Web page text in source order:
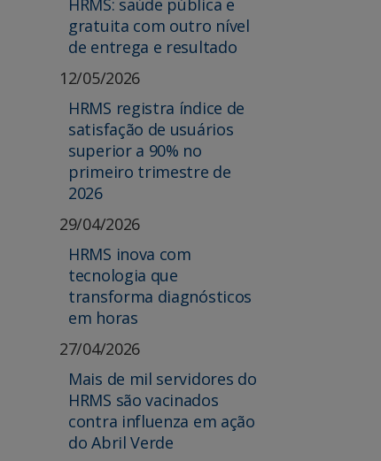
gratuita com outro nível
de entrega e resultado
12/05/2026
HRMS registra índice de
satisfação de usuários
superior a 90% no
primeiro trimestre de
2026
29/04/2026
HRMS inova com
tecnologia que
transforma diagnósticos
em horas
27/04/2026
Mais de mil servidores do
HRMS são vacinados
contra influenza em ação
do Abril Verde